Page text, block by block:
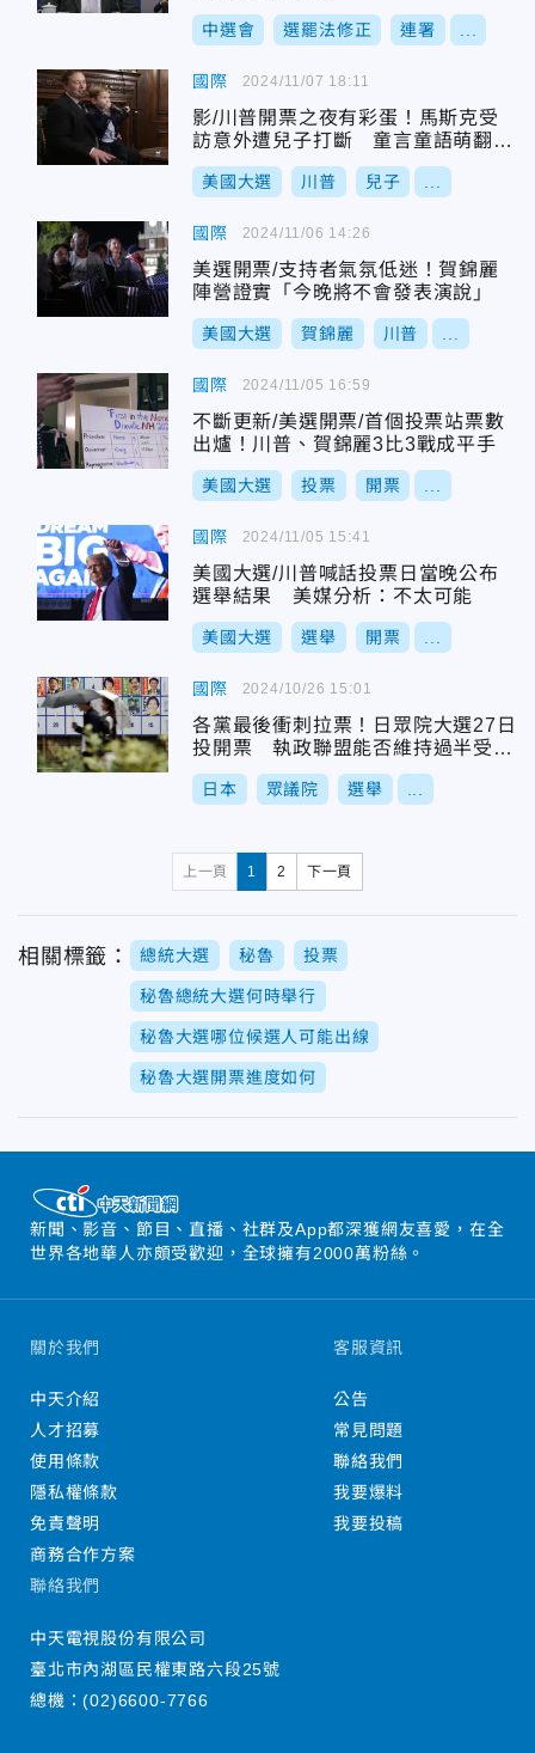
中選會 選罷法修正 連署
國際
影/川普開票之夜有彩蛋！馬斯克受
訪意外遭兒子打斷 童言童語萌翻全
網
美國大選 川普 兒子
2024/11/07 18:11
國際
美選開票/支持者氣氛低迷！賀錦麗
陣營證實「今晚將不會發表演說」
美國大選 賀錦麗 川普
2024/11/06 14:26
國際
不斷更新/美選開票/首個投票站票數
出爐！川普、賀錦麗3比3戰成平手
美國大選 投票 開票
2024/11/05 16:59
國際
美國大選/川普喊話投票日當晚公布
選舉結果 美媒分析：不太可能
美國大選 選舉 開票
2024/11/05 15:41
國際
各黨最後衝刺拉票！日眾院大選27日
投開票 執政聯盟能否維持過半受矚
目
日本 眾議院 選舉
2024/10/26 15:01
上一頁 1 2 下一頁
相關標籤： 總統大選 秘魯 投票
秘魯總統大選何時舉行
秘魯大選哪位候選人可能出線
秘魯大選開票進度如何
新聞、影音、節目、直播、社群及App都深獲網友喜愛，在全
世界各地華人亦頗受歡迎，全球擁有2000萬粉絲。
關於我們
中天介紹
人才招募
使用條款
隱私權條款
免責聲明
商務合作方案
客服資訊
公告
常見問題
聯絡我們
我要爆料
我要投稿
聯絡我們
中天電視股份有限公司
臺北市內湖區民權東路六段25號
總機：(02)6600-7766